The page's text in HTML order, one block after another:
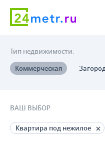
Тип недвижимости:
Коммерческая
ВАШ ВЫБОР
Квартира под нежилое